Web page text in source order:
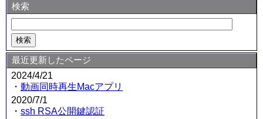
検索
最近更新したページ
2024/4/21
・ 動画同時再生Macアプリ
2020/7/1
・ ssh RSA公開鍵認証